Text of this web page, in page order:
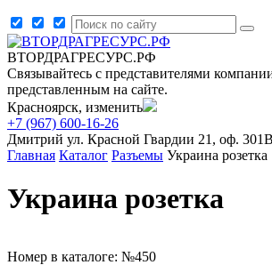
ВТОРДРАГРЕСУРС.РФ
Связывайтесь с представителями
представленным на сайте.
Красноярск, изменить
+7 (967) 600-16-26
Дмитрий ул. Красной Гвардии 21, оф. 301В
Главная Каталог Разъемы Украина розетка
Украина розетка
Номер в каталоге: №450